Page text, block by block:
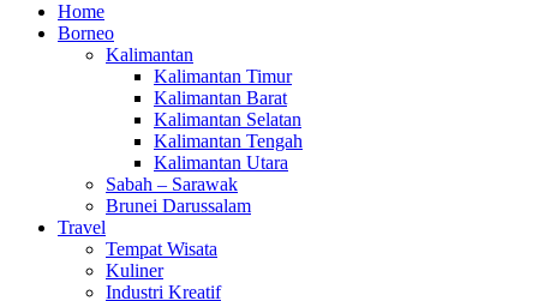
Home
Borneo
Kalimantan
Kalimantan Timur
Kalimantan Barat
Kalimantan Selatan
Kalimantan Tengah
Kalimantan Utara
Sabah – Sarawak
Brunei Darussalam
Travel
Tempat Wisata
Kuliner
Industri Kreatif